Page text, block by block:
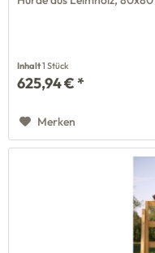
Inhalt1 Stück
625,94 € *
Merken